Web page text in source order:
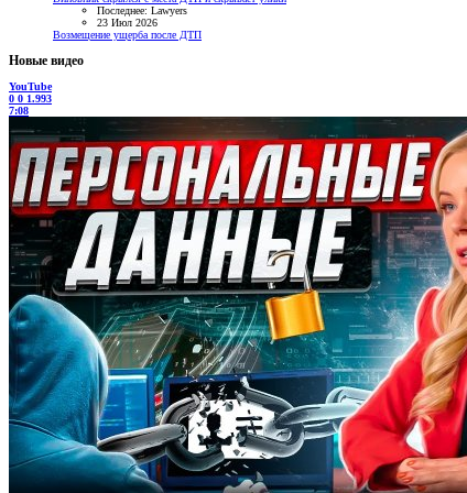
Последнее: Lawyers
23 Июл 2026
Возмещение ущерба после ДТП
Новые видео
YouTube
0 0 1.993
7:08